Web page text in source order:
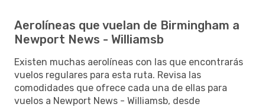
Aerolíneas que vuelan de Birmingham a
Newport News - Williamsb
Existen muchas aerolíneas con las que encontrarás
vuelos regulares para esta ruta. Revisa las
comodidades que ofrece cada una de ellas para
vuelos a Newport News - Williamsb, desde